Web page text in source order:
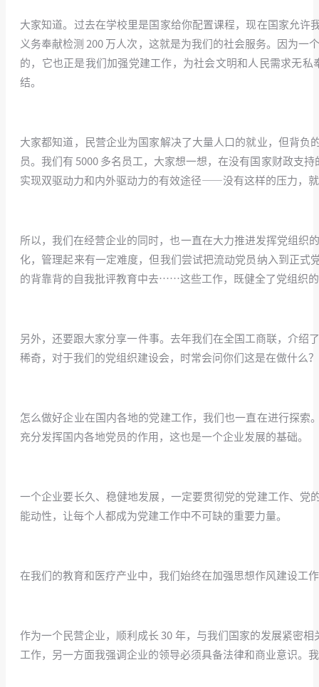
大家知道。过去在学校里是国家给你配置课程，现在国家允
义务奉献检测 200 万人次，这就是为我们的社会服务。因为
的，它也正是我们加强党建工作，为社会文明和人民需求无
结。
大家都知道，民营企业为国家解决了大量人口的就业，但背
员。我们有 5000 多名员工，大家想一想，在没有国家财政支
实现双驱动力和内外驱动力的有效途径——没有这样的压力，
所以，我们在经营企业的同时，也一直在大力推进发挥党组织
化，管理起来有一定难度，但我们尝试把流动党员纳入到正
的背靠背的自我批评教育中去……这些工作，既健全了党组织
另外，还要跟大家分享一件事。去年我们在全国工商联，介绍
稀奇，对于我们的党组织建设会，时常会问你们这是在做什么
怎么做好企业在国内各地的党建工作，我们也一直在进行探
充分发挥国内各地党员的作用，这也是一个企业发展的基础。
一个企业要长久、稳健地发展，一定要贯彻党的党建工作、
能动性，让每个人都成为党建工作中不可缺的重要力量。
在我们的教育和医疗产业中，我们始终在加强思想作风建设工
作为一个民营企业，顺利成长 30 年，与我们国家的发展紧密
工作，另一方面我强调企业的领导必须具备法律和商业意识。